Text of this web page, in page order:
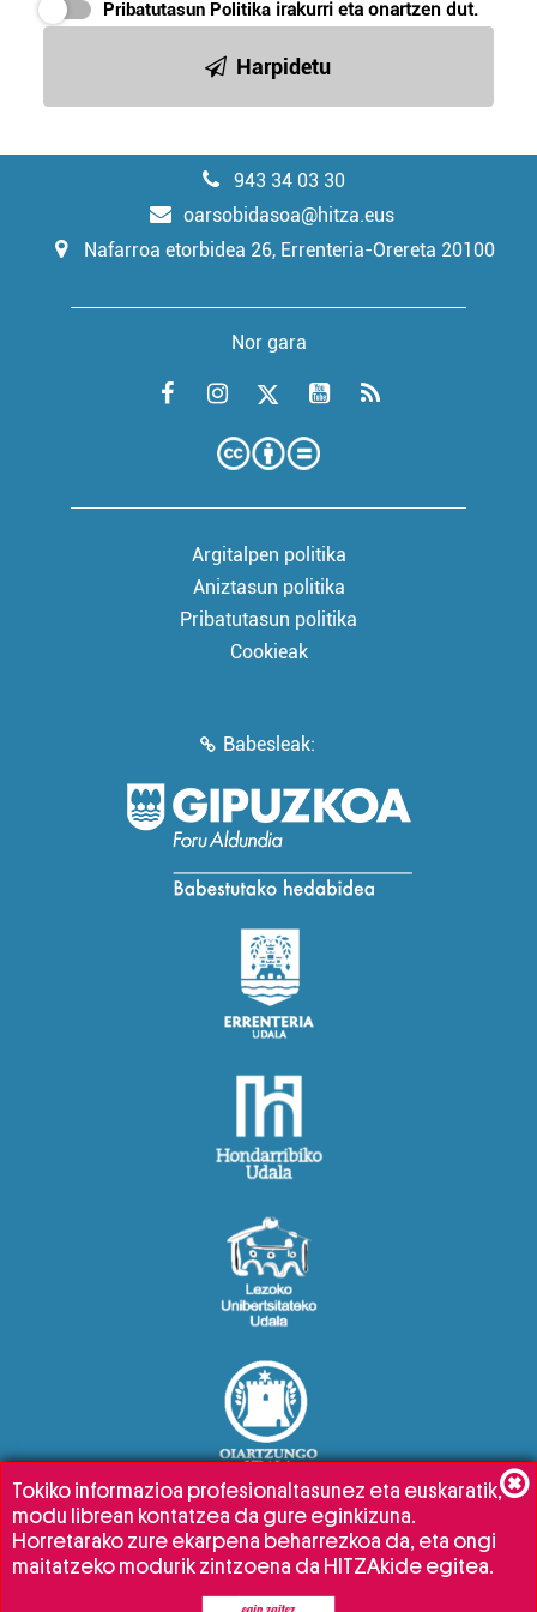
Pribatutasun Politika irakurri eta onartzen dut.
Harpidetu
943 34 03 30
oarsobidasoa@hitza.eus
Nafarroa etorbidea 26, Errenteria-Orereta 20100
Nor gara
Argitalpen politika
Aniztasun politika
Pribatutasun politika
Cookieak
Babesleak:
Tokiko informazioa profesionaltasunez eta euskaratik,
modu librean kontatzea da gure eginkizuna.
Horretarako zure ekarpena beharrezkoa da, eta ongi
maitatzeko modurik zintzoena da HITZAkide egitea.